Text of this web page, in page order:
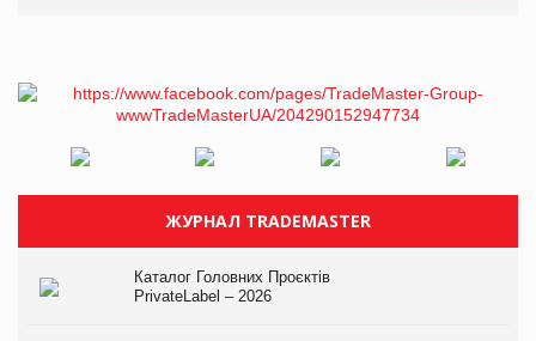
ЖУРНАЛ TRADEMASTER
Каталог Головних Проєктів
PrivateLabel – 2026